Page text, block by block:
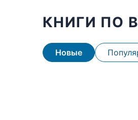
КНИГИ ПО
Новые